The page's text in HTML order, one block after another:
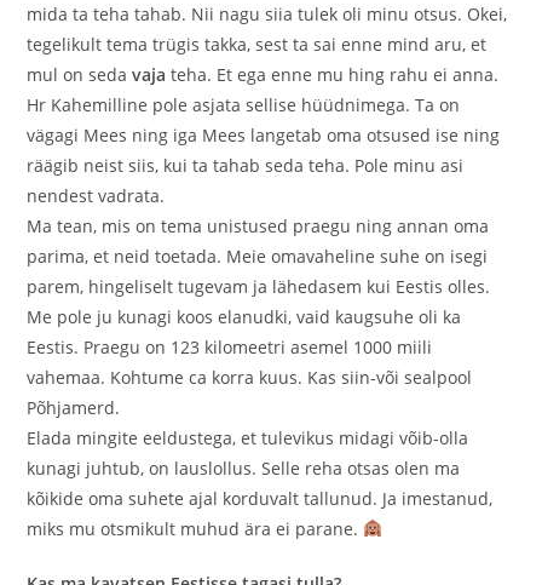
mida ta teha tahab. Nii nagu siia tulek oli minu otsus. Okei,
tegelikult tema trügis takka, sest ta sai enne mind aru, et
mul on sedavajateha. Et ega enne mu hing rahu ei anna.
Hr Kahemilline pole asjata sellise hüüdnimega. Ta on
vägagi Mees ning iga Mees langetab oma otsused ise ning
räägib neist siis, kui ta tahab seda teha. Pole minu asi
nendest vadrata.
Ma tean, mis on tema unistused praegu ning annan oma
parima, et neid toetada. Meie omavaheline suhe on isegi
parem, hingeliselt tugevam ja lähedasem kui Eestis olles.
Me pole ju kunagi koos elanudki, vaid kaugsuhe oli ka
Eestis. Praegu on 123 kilomeetri asemel 1000 miili
vahemaa. Kohtume ca korra kuus. Kas siin-või sealpool
Põhjamerd.
Elada mingite eeldustega, et tulevikus midagi võib-olla
kunagi juhtub, on lauslollus. Selle reha otsas olen ma
kõikide oma suhete ajal korduvalt tallunud. Ja imestanud,
miks mu otsmikult muhud ära ei parane.